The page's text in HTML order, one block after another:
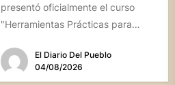
presentó oficialmente el curso
"Herramientas Prácticas para
destinada a emprendedores,...
El Diario Del Pueblo
04/08/2026